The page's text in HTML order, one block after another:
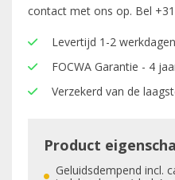
contact met ons op. Bel
Levertijd 1-2 werkdagen
FOCWA Garantie - 4
Verzekerd van de
Product
Geluidsdempend incl.